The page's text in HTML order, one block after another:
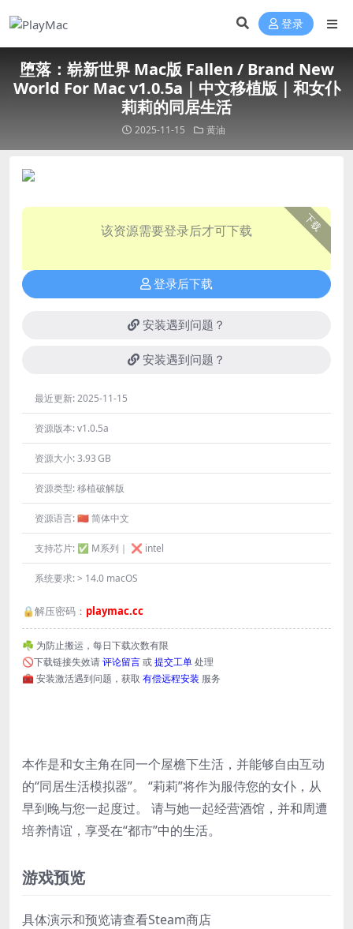
登录
堕落：崭新世界 Mac版 Fallen / Brand New
World For Mac v1.0.5a｜中文移植版｜和女仆
莉莉的同居生活
2025-11-15 黄油
下载
该资源需要登录后才可下载
登录后下载
安装遇到问题？
安装遇到问题？
最近更新:2025-11-15
资源版本:v1.0.5a
资源大小:3.93 GB
资源类型:移植破解版
资源语言:🇨🇳 简体中文
支持芯片: ✅ M系列｜ ❌ intel
系统要求:> 14.0 macOS
🔒解压密码： playmac.cc
☘️ 为防止搬运，每日下载次数有限
🚫下载链接失效请评论留言或提交工单处理
🧰 安装激活遇到问题，获取 有偿远程安装 服务
本作是和女主角在同一个屋檐下生活，并能够自由互动
的“同居生活模拟器”。 “莉莉”将作为服侍您的女仆，从
早到晚与您一起度过。 请与她一起经营酒馆，并和周遭
培养情谊，享受在“都市”中的生活。
游戏预览
具体演示和预览请查看Steam商店